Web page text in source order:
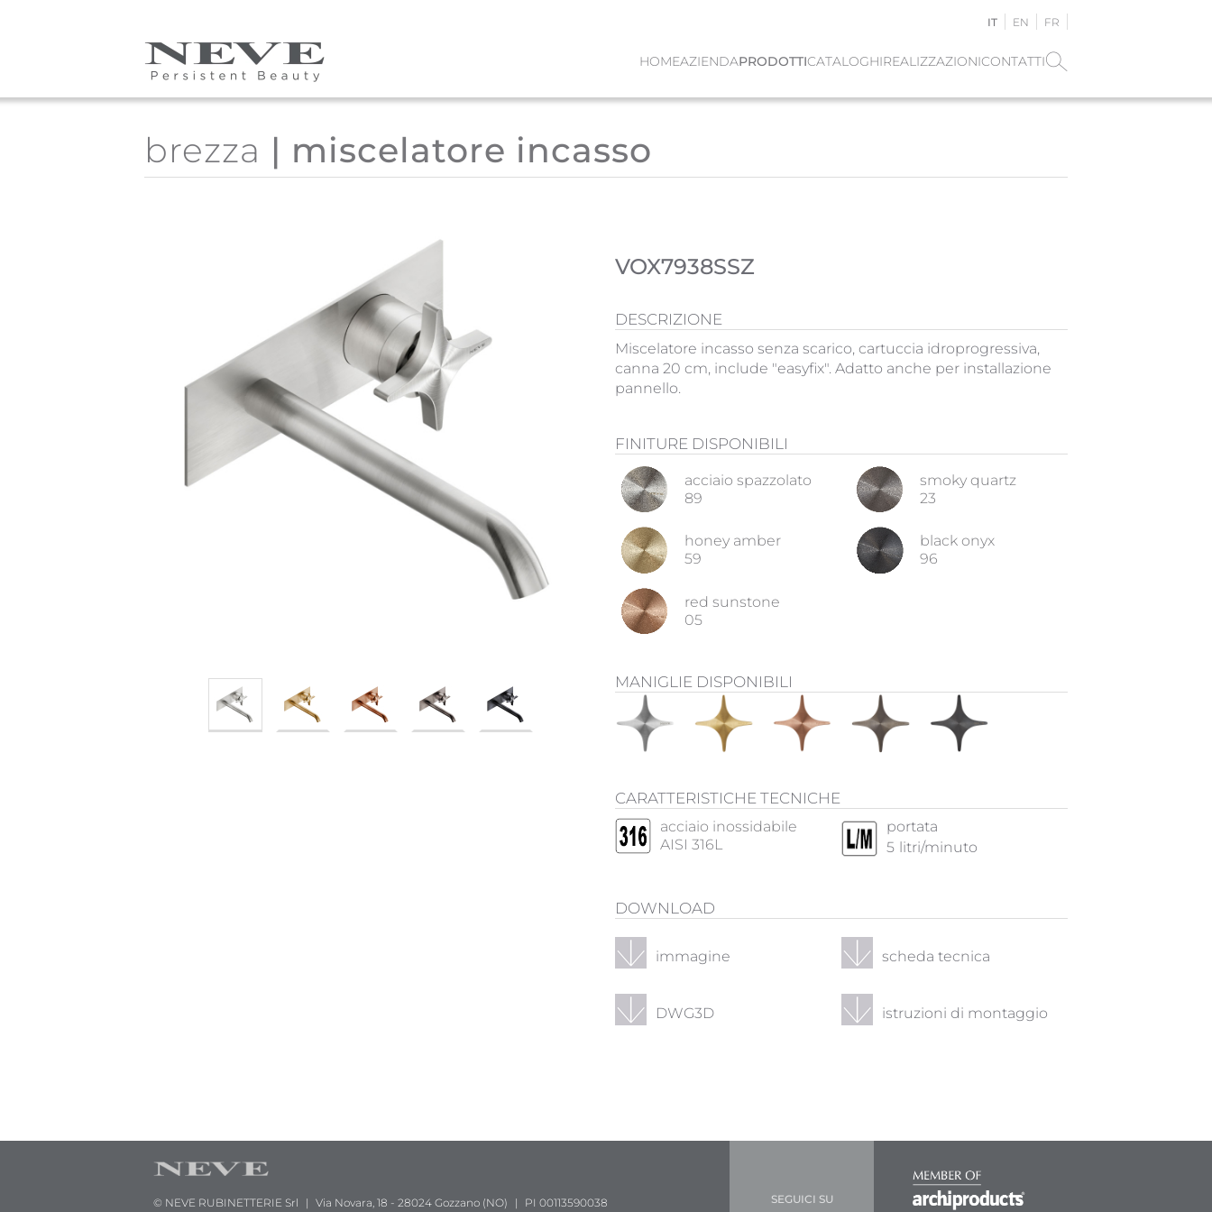
Skip to main content
IT EN FR
HOMEAZIENDAPRODOTTICATALOGHIREALIZZAZIONICONTATTI
brezza | miscelatore incasso
VOX7938SSZ
DESCRIZIONE
Miscelatore incasso senza scarico, cartuccia idroprogressiva,
canna 20 cm, include "easyfix". Adatto anche per installazione
pannello.
FINITURE DISPONIBILI
acciaio spazzolato
89
smoky quartz
23
honey amber
59
black onyx
96
red sunstone
05
MANIGLIE DISPONIBILI
CARATTERISTICHE TECNICHE
acciaio inossidabile
AISI 316L
portata
5 litri/minuto
DOWNLOAD
immagine scheda tecnica
DWG3D istruzioni di montaggio
SEGUICI SU
© NEVE RUBINETTERIE Srl | Via Novara, 18 - 28024 Gozzano (NO) | PI 00113590038